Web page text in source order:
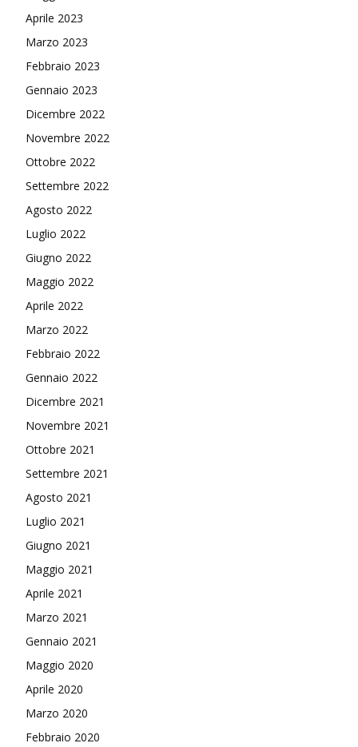
Aprile 2023
Marzo 2023
Febbraio 2023
Gennaio 2023
Dicembre 2022
Novembre 2022
Ottobre 2022
Settembre 2022
Agosto 2022
Luglio 2022
Giugno 2022
Maggio 2022
Aprile 2022
Marzo 2022
Febbraio 2022
Gennaio 2022
Dicembre 2021
Novembre 2021
Ottobre 2021
Settembre 2021
Agosto 2021
Luglio 2021
Giugno 2021
Maggio 2021
Aprile 2021
Marzo 2021
Gennaio 2021
Maggio 2020
Aprile 2020
Marzo 2020
Febbraio 2020